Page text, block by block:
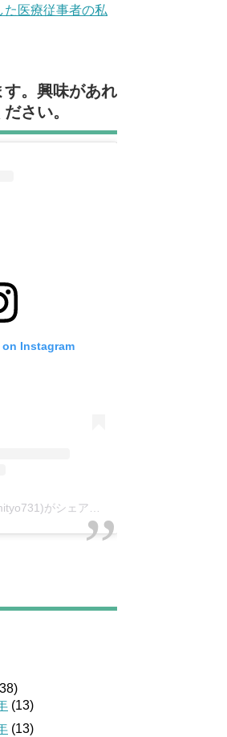
た医療従事者の私
。興味があれ
さい。
Instagram
フミちょ→さん(@fumityo731)がシェアした投稿
(13)
(13)